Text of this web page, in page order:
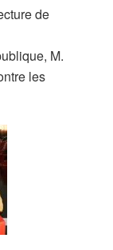
de
M.
les